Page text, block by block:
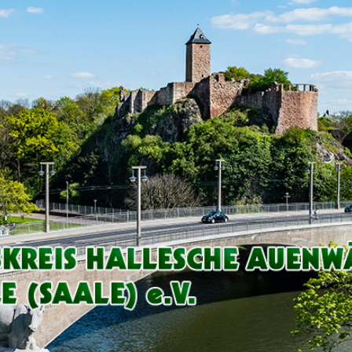
Arbeitskreis
Hallesche
Auenwälder
zu
Halle